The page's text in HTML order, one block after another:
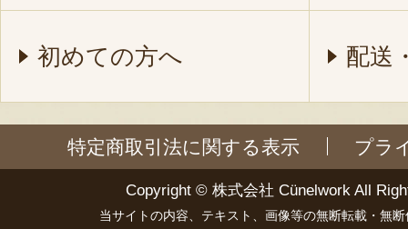
初めての方へ 配送
特定商取引法に関する表示 プラ
Copyright © 株式会社 Cünelwork All
当サイトの内容、テキスト、画像等の無断転載・無